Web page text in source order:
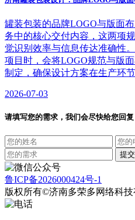
罐装包装的品牌LOGO与版面
务中的核心交付内容，这两项
觉识别效率与信息传达准确性
项目时，会将LOGO规范与版
制定，确保设计方案在生产环
2026-07-03
请填写您的需求，我们会尽快给您回复
鲁ICP备2026000424号-1
版权所有©济南多荣多网络科技